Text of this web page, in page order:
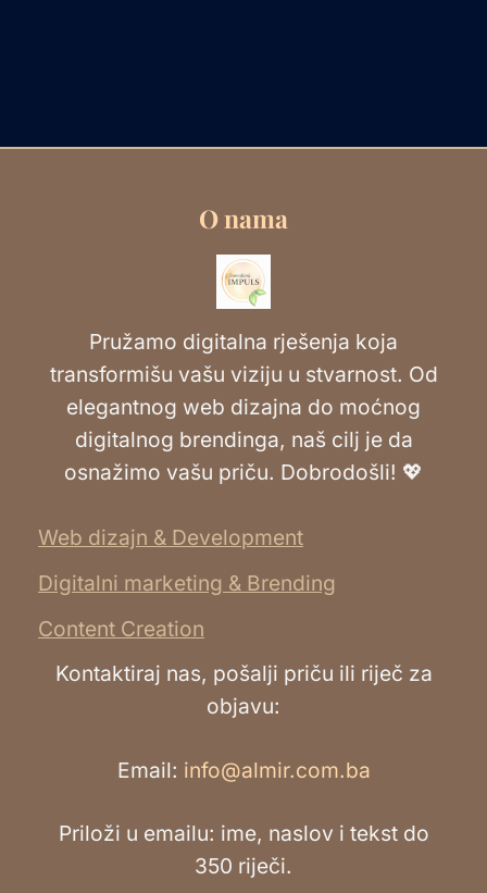
O nama
Pružamo digitalna rješenja koja
transformišu vašu viziju u stvarnost. Od
elegantnog web dizajna do moćnog
digitalnog brendinga, naš cilj je da
osnažimo vašu priču. Dobrodošli! 💖
Web dizajn & Development
Digitalni marketing & Brending
Content Creation
Kontaktiraj nas, pošalji priču ili riječ za
objavu:
Email: info@almir.com.ba
Priloži u emailu: ime, naslov i tekst do
350 riječi.